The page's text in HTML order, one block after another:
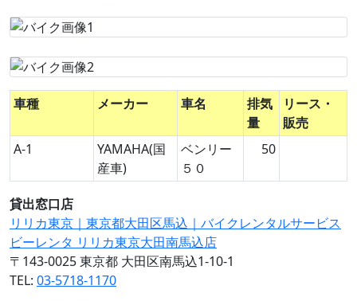
車種 メーカー 車名
排気
量
リース・
販売
A-1
YAMAHA(国
産車)
ベンリー
５０
50
貸出窓口店
リリカ東京｜東京都大田区馬込｜バイクレンタルサービス
ビーレンタ リリカ東京大田南馬込店
〒143-0025 東京都 大田区南馬込1-10-1
TEL: 03-5718-1170